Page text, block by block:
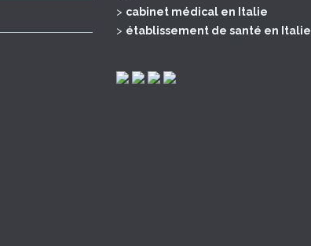
> cabinet médical en Italie
> établissement de santé en Italie